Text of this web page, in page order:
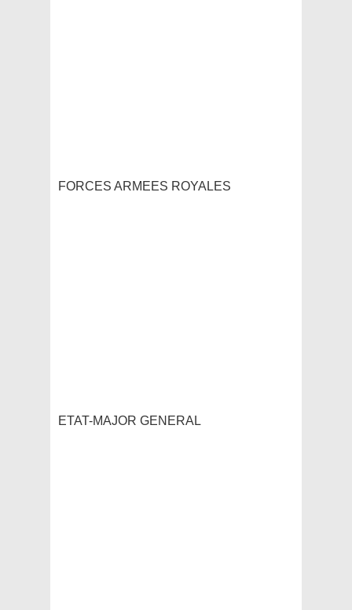
FORCES ARMEES ROYALES
ETAT-MAJOR GENERAL